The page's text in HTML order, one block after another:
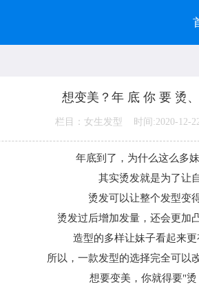
想变美？年 底 你 要 烫、
栏目：女生发型 时间:2020-12-
年底到了，为什么这么多妹
其实烫发就是为了让
烫发可以让整个发型变
烫发过后增加发量，还会更加
造型的多样让妹子看起来更
所以，一款发型的选择完全可以
想要变美，你就得要"烫